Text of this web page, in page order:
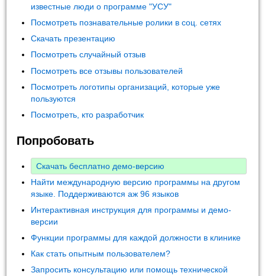
известные люди о программе "УСУ"
Посмотреть познавательные ролики в соц. сетях
Скачать презентацию
Посмотреть случайный отзыв
Посмотреть все отзывы пользователей
Посмотреть логотипы организаций, которые уже
пользуются
Посмотреть, кто разработчик
Попробовать
Скачать бесплатно демо-версию
Найти международную версию программы на другом
языке. Поддерживаются аж 96 языков
Интерактивная инструкция для программы и демо-
версии
Функции программы для каждой должности в клинике
Как стать опытным пользователем?
Запросить консультацию или помощь технической